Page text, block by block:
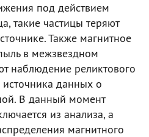
под действием
такие частицы теряют
Также магнитное
в межзвездном
наблюдение реликтового
данных о
В данный момент
из анализа, а
магнитного